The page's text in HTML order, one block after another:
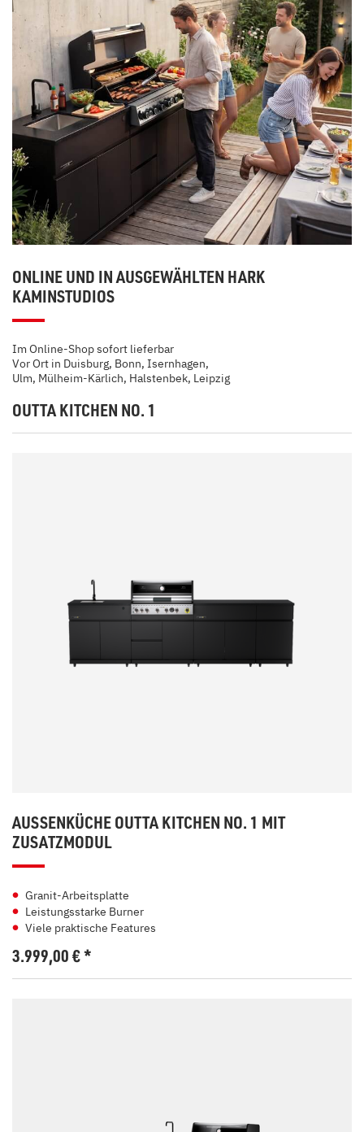
ONLINE UND IN AUSGEWÄHLTEN HARK
KAMINSTUDIOS
Im Online-Shop sofort lieferbar
Vor Ort in Duisburg, Bonn, Isernhagen,
Ulm, Mülheim-Kärlich, Halstenbek, Leipzig
OUTTA KITCHEN NO. 1
AUSSENKÜCHE OUTTA KITCHEN NO. 1 MIT Z
USATZMODUL
Granit-Arbeitsplatte
Leistungsstarke Burner
Viele praktische Features
3.999,00€*